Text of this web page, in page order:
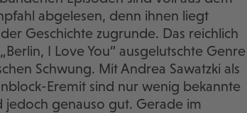
abgelesen, denn ihnen liegt
Geschichte zugrunde. Das reichlich
I Love You“ ausgelutschte Genre
Schwung. Mit Andrea Sawatzki als
Eremit sind nur wenig bekannte
jedoch genauso gut. Gerade im